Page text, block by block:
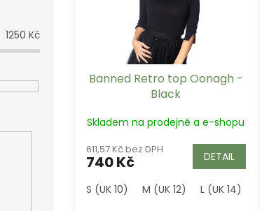
1250 Kč
Banned Retro top Oonagh -
Black
Skladem na prodejně a e-shopu
611,57 Kč bez DPH
740 Kč DETAIL
S (UK 10) M (UK 12) L (UK 14)